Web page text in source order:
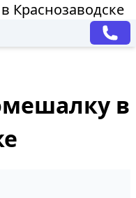
Краснозаводске
в